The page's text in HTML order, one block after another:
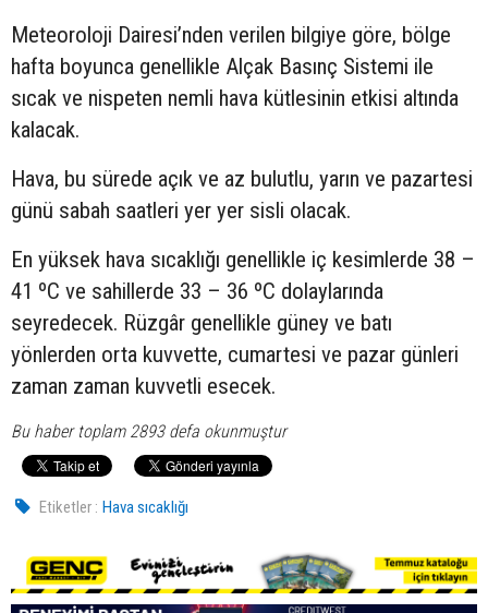
Meteoroloji Dairesi’nden verilen bilgiye göre, bölge
hafta boyunca genellikle Alçak Basınç Sistemi ile
sıcak ve nispeten nemli hava kütlesinin etkisi altında
kalacak.
Hava, bu sürede açık ve az bulutlu, yarın ve pazartesi
günü sabah saatleri yer yer sisli olacak.
En yüksek hava sıcaklığı genellikle iç kesimlerde 38 –
41 ºC ve sahillerde 33 – 36 ºC dolaylarında
seyredecek. Rüzgâr genellikle güney ve batı
yönlerden orta kuvvette, cumartesi ve pazar günleri
zaman zaman kuvvetli esecek.
Bu haber toplam 2893 defa okunmuştur
Etiketler : Hava sıcaklığı